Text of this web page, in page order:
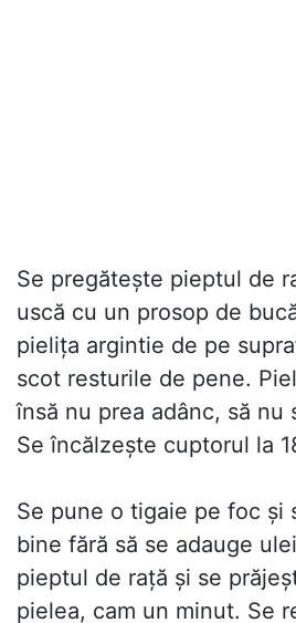
Se pregăteşte pieptul de
uscă cu un prosop de
pieliţa argintie de pe
scot resturile de pene.
însă nu prea adânc, să nu
Se încălzeşte cuptorul la
Se pune o tigaie pe foc şi
bine fără să se adauge
pieptul de raţă şi se
pielea, cam un minut. Se